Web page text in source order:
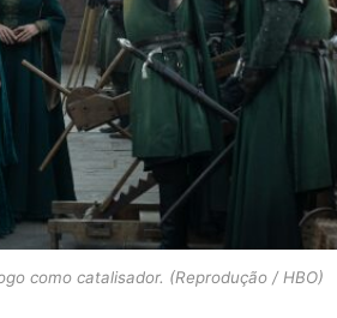
como catalisador. (Reprodução / HBO)